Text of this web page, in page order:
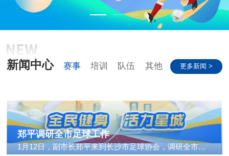
新闻中心 赛事 培训 队伍 其他 更多新闻 >
郑平调研全市足球工作
1月12日，副市长郑平来到长沙市足球协会，调研全市足球..